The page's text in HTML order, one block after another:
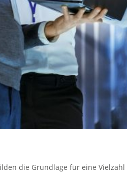
die Grundlage für eine